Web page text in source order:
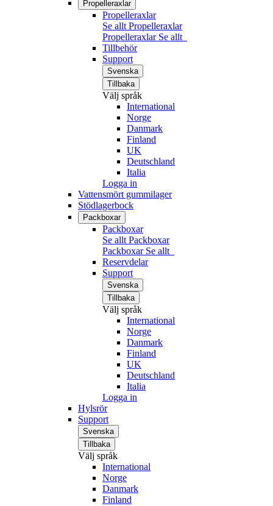
Propelleraxlar
Propelleraxlar
Se allt Propelleraxlar
Propelleraxlar Se allt
Tillbehör
Support
Svenska
Tillbaka
Välj språk
International
Norge
Danmark
Finland
UK
Deutschland
Italia
Logga in
Vattensmört gummilager
Stödlagerbock
Packboxar
Packboxar
Se allt Packboxar
Packboxar Se allt
Reservdelar
Support
Svenska
Tillbaka
Välj språk
International
Norge
Danmark
Finland
UK
Deutschland
Italia
Logga in
Hylsrör
Support
Svenska
Tillbaka
Välj språk
International
Norge
Danmark
Finland